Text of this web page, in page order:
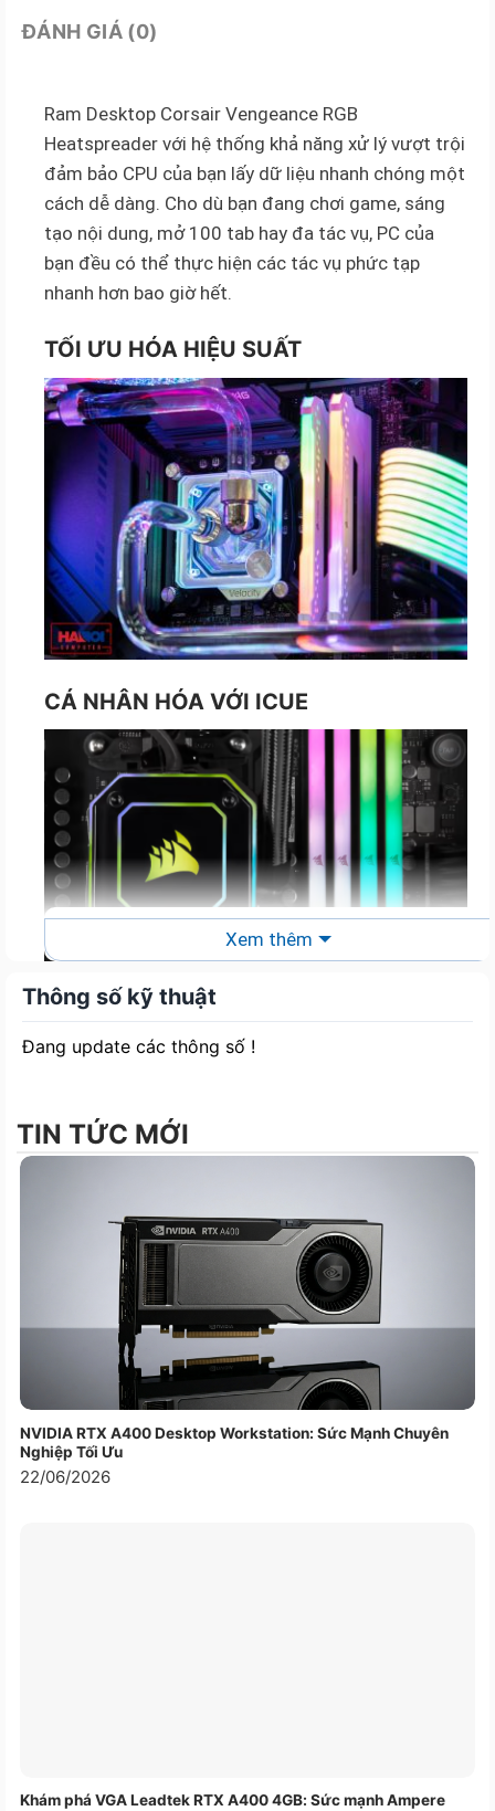
ĐÁNH GIÁ (0)
Ram Desktop Corsair Vengeance RGB
Heatspreader với hệ thống khả năng xử lý vượt trội
đảm bảo CPU của bạn lấy dữ liệu nhanh chóng một
cách dễ dàng. Cho dù bạn đang chơi game, sáng
tạo nội dung, mở 100 tab hay đa tác vụ, PC của
bạn đều có thể thực hiện các tác vụ phức tạp
nhanh hơn bao giờ hết.
TỐI ƯU HÓA HIỆU SUẤT
CÁ NHÂN HÓA VỚI ICUE
TƯƠNG THÍCH VỚI INTEL XMP 3.0
TƯƠNG THÍCH VỚI HẦU HẾT
MAINBOARD DDR5
Xem thêm
Thông số kỹ thuật
Đang update các thông số !
TIN TỨC MỚI
NVIDIA RTX A400 Desktop Workstation: Sức Mạnh Chuyên
Nghiệp Tối Ưu
22/06/2026
Khám phá VGA Leadtek RTX A400 4GB: Sức mạnh Ampere